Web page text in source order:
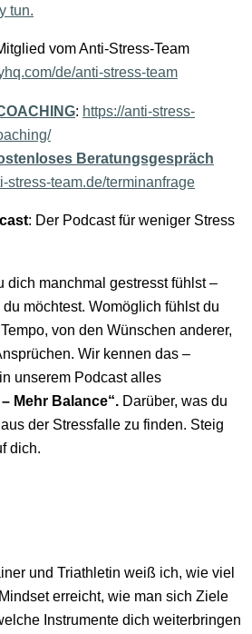
tun.
vom Anti-Stress-Team
de/anti-stress-team
: https://anti-stress-
Beratungsgespräch
stress-team.de/terminanfrage
: Der Podcast für weniger Stress
dich manchmal gestresst fühlst –
möchtest. Womöglich fühlst du
von den Wünschen anderer,
Wir kennen das –
unserem Podcast alles
Mehr Balance“. Darüber, was du
der Stressfalle zu finden. Steig
dich.
und Triathletin weiß ich, wie viel
erreicht, wie man sich Ziele
Instrumente dich weiterbringen